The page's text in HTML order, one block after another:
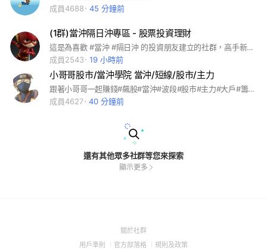
成員4688 45 分鐘前
(1群)當沖隔日沖專區 - 股票投資理財
這是為喜歡 #當沖 #隔日沖 的投資朋友建立的社群，高手新手齊聚一堂，教學相長、玩個痛快。 #股海量
成員2543
19 小時前
小哥哥股市/當沖學院 當沖/短線/股市/主力
跟著小哥哥一起賺錢#飆股#當沖#波段#股市#主力#大戶#籌碼#散戶#短線#存股#賺錢
成員4627
40 分鐘前
還有其他眾多社群等您來探索
顯示更多
關於社群(Open
用戶準則 (Open
官方部落格 (Open
規則及政策(Open